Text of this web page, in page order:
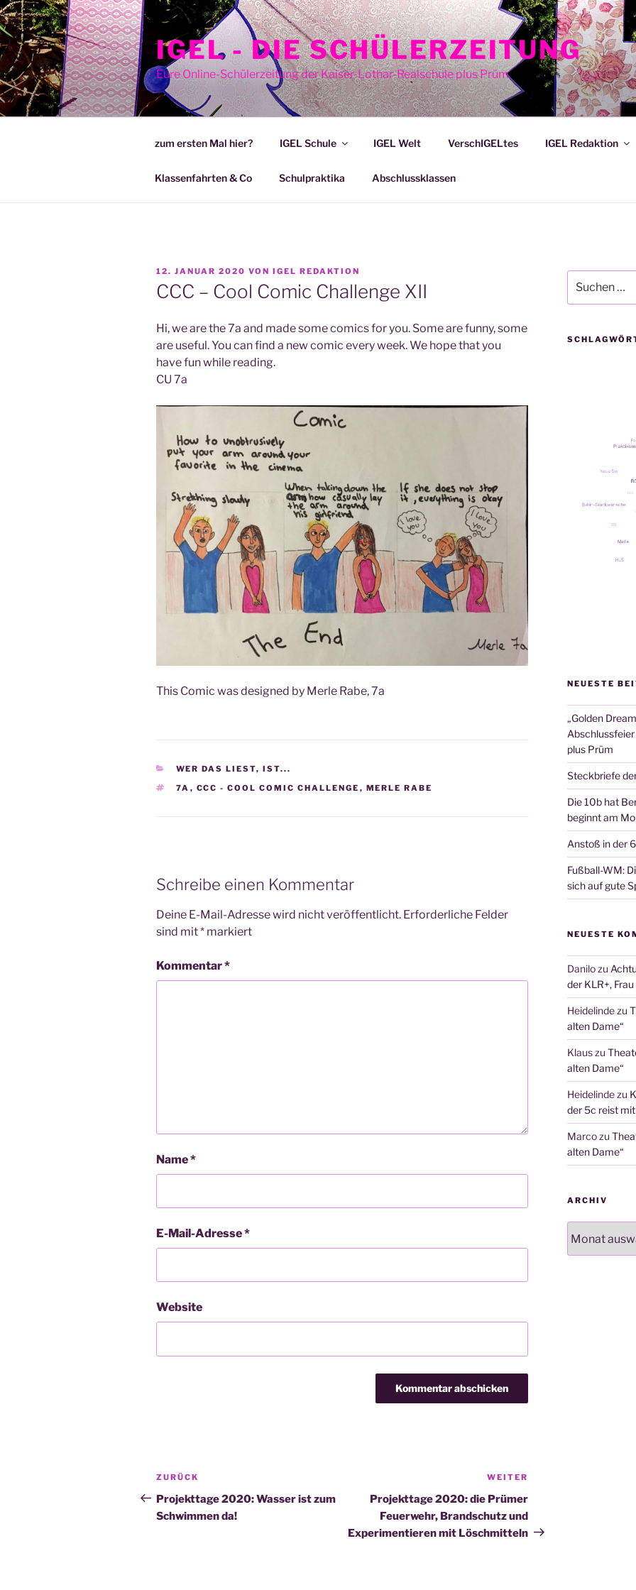
Zum
Inhalt
springen
IGEL - DIE SCHÜLERZEITUNG
Eure Online-Schülerzeitung der Kaiser-Lothar-Realschule plus Prüm
zum ersten Mal hier? IGEL Schule IGEL Welt VerschIGELtes IGEL Redaktion
Klassenfahrten & Co Schulpraktika Abschlussklassen
VERÖFFENTLICHT
AM
12. JANUAR 2020 VON IGEL REDAKTION
CCC – Cool Comic Challenge XII
Hi, we are the 7a and made some comics for you. Some are fun­ny, some
are useful. You can find a new comic every week. We hope that you
have fun while rea­ding.
CU 7a
This Comic was desi­gned by Mer­le Rabe, 7a
KATEGORIEN
WER DAS LIEST, IST...
SCHLAGWÖRTER
7A , CCC - COOL COMIC CHALLENGE , MERLE RABE
Schreibe einen Kommentar
Deine E-Mail-Adresse wird nicht veröffentlicht. Erforderliche Felder
sind mit* markiert
Kommentar*
Name*
E-Mail-Adresse*
Website
Beitragsnavigation
Vorheriger
Beitrag
ZURÜCK
Projekttage 2020: Wasser ist zum
Schwimmen da!
Beitrag
WEITER
Projekttage 2020: die Prümer
Feuerwehr, Brandschutz und
Experimentieren mit Löschmitteln
nach:
NEUESTE
„Golden
plus Prüm
Steckbriefe
Die 10b hat
beginnt am
Anstoß in der
Fußball-WM:
sich auf gute
NEUESTE
Danilozu
der KLR+,
Heidelindezu
alten Dame“
Klauszu
alten Dame“
Heidelindezu
der 5c reist
Marcozu
alten Dame“
ARCHIV